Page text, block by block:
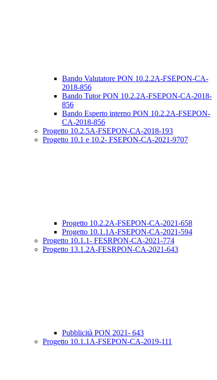
Bando Valutatore PON 10.2.2A-FSEPON-CA-
2018-856
Bando Tutor PON 10.2.2A-FSEPON-CA-2018-
856
Bando Esperto interno PON 10.2.2A-FSEPON-
CA-2018-856
Progetto 10.2.5A-FSEPON-CA-2018-193
Progetto 10.1 e 10.2- FSEPON-CA-2021-9707
Progetto 10.2.2A-FSEPON-CA-2021-658
Progetto 10.1.1A-FSEPON-CA-2021-594
Progetto 10.1.1- FESRPON-CA-2021-774
Progetto 13.1.2A-FESRPON-CA-2021-643
Pubblicità PON 2021- 643
Progetto 10.1.1A-FSEPON-CA-2019-111